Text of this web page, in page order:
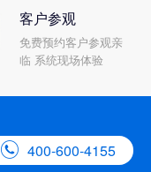
客户参观
免费预约客户参观亲
临 系统现场体验
 400-600-4155